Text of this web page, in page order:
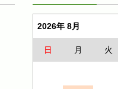
2026年 8月
日 月 火